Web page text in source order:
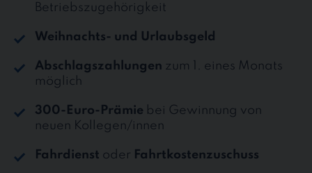
Betriebszugehörigkeit
Weihnachts- und Urlaubsgeld
Abschlagszahlungen zum 1. eines Monats
möglich
300-Euro-Prämie bei Gewinnung von
neuen Kollegen/innen
Fahrdienst oder Fahrtkostenzuschuss